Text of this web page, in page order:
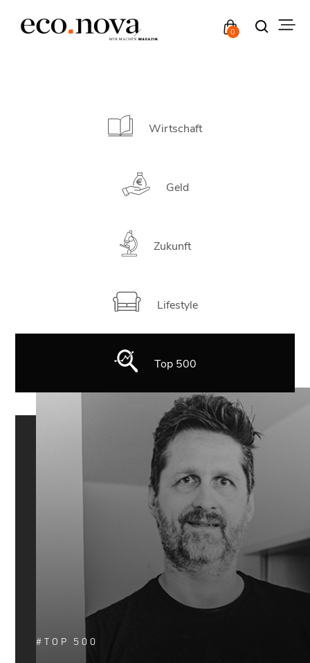
0
Wirtschaft
Geld
Zukunft
Lifestyle
Top 500
#TOP 500